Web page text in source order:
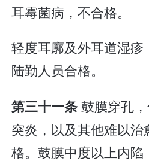
耳霉菌病，不合格。
轻度耳廓及外耳道湿疹
陆勤人员合格。
第三十一条鼓膜穿孔
突炎，以及其他难以治
格。鼓膜中度以上内